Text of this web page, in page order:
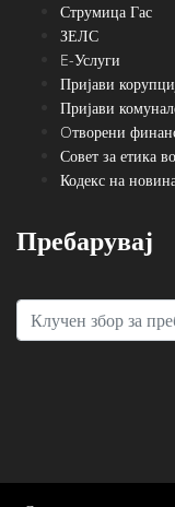
Струмица Гас
ЗЕЛС
E-Услуги
Пријави
Пријави
Oтворени
Совет за етика
Кодекс на
Пребарувај